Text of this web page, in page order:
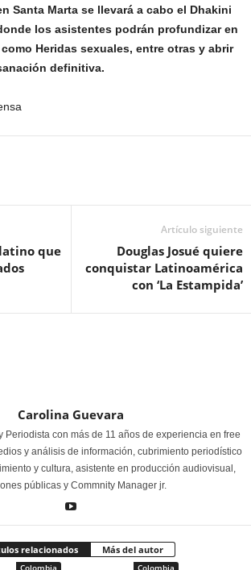
Santa Marta se llevará a cabo el Dhakini
los asistentes podrán profundizar en
Heridas sexuales, entre otras y abrir
definitiva.
que
Artículo siguiente
Douglas Josué quiere
conquistar Latinoamérica
con ‘La Estampida’
Carolina Guevara
Periodista con más de 11 años de experiencia en free
y análisis de información, cubrimiento periodístico
y cultura, asistente en producción audiovisual,
públicas y Commnity Manager jr.
relacionados Más del autor